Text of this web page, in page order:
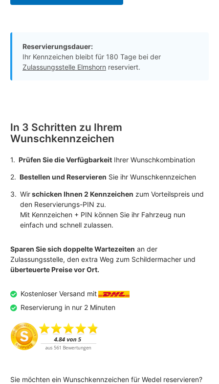
Reservierungsdauer:
Ihr Kennzeichen bleibt für 180 Tage bei der
Zulassungsstelle Elmshorn reserviert.
In 3 Schritten zu Ihrem
Wunschkennzeichen
1. Prüfen Sie die Verfügbarkeit Ihrer Wunschkombination
2. Bestellen und Reservieren Sie ihr Wunschkennzeichen
3. Wirschicken Ihnen 2 Kennzeichen zum Vorteilspreis und
den Reservierungs-PIN zu.
Mit Kennzeichen + PIN können Sie ihr Fahrzeug nun
einfach und schnell zulassen.
Sparen Sie sich doppelte Wartezeiten an der
Zulassungsstelle, den extra Weg zum Schildermacher und
überteuerte Preise vor Ort.
Kostenloser Versand mit
Reservierung in nur 2 Minuten
Sie möchten ein Wunschkennzeichen für Wedel reservieren?